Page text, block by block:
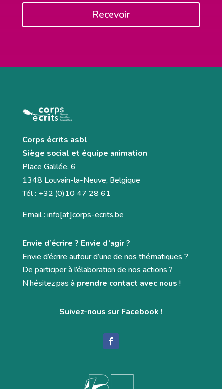
Recevoir
Corps écrits asbl
Siège social et équipe animation
Place Galilée, 6
1348 Louvain-la-Neuve, Belgique
Tél : +32 (0)10 47 28 61
Email : info[at]corps-ecrits.be
Envie d’écrire ? Envie d’agir ?
Envie d’écrire autour d’une de nos thématiques ?
De participer à l’élaboration de nos actions ?
N’hésitez pas à prendre contact avec nous !
Suivez-nous sur Facebook !